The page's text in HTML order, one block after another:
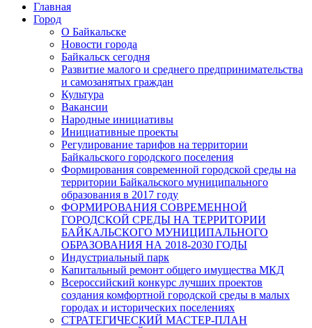
Главная
Город
О Байкальске
Новости города
Байкальск сегодня
Развитие малого и среднего предпринимательства
и самозанятых граждан
Культура
Вакансии
Народные инициативы
Инициативные проекты
Регулирование тарифов на территории
Байкальского городского поселения
Формирования современной городской среды на
территории Байкальского муниципального
образования в 2017 году
ФОРМИРОВАНИЯ СОВРЕМЕННОЙ
ГОРОДСКОЙ СРЕДЫ НА ТЕРРИТОРИИ
БАЙКАЛЬСКОГО МУНИЦИПАЛЬНОГО
ОБРАЗОВАНИЯ НА 2018-2030 ГОДЫ
Индустриальный парк
Капитальный ремонт общего имущества МКД
Всероссийский конкурс лучших проектов
создания комфортной городской среды в малых
городах и исторических поселениях
СТРАТЕГИЧЕСКИЙ МАСТЕР-ПЛАН